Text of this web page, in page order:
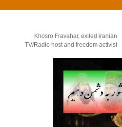
Khosro Fravahar, exiled iranian
TV/Radio host and freedom activist